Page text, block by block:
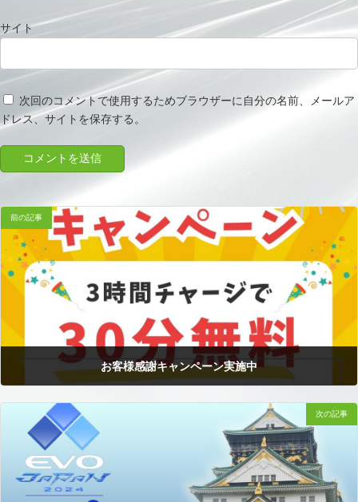
サイト
次回のコメントで使用するためブラウザーに自分の名前、メールア
ドレス、サイトを保存する。
前の記事
お客様感謝キャンペーン実施中
2024.03.08
次の記事